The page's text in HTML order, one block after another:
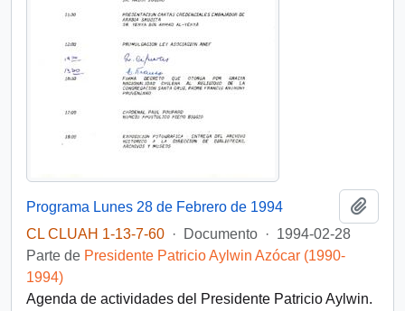
Programa Lunes 28 de Febrero de 1994
CL CLUAH 1-13-7-60 · Documento · 1994-02-28
Parte de Presidente Patricio Aylwin Azócar (1990-
1994)
Agenda de actividades del Presidente Patricio Aylwin.